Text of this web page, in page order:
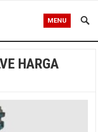
MENU
HARGA